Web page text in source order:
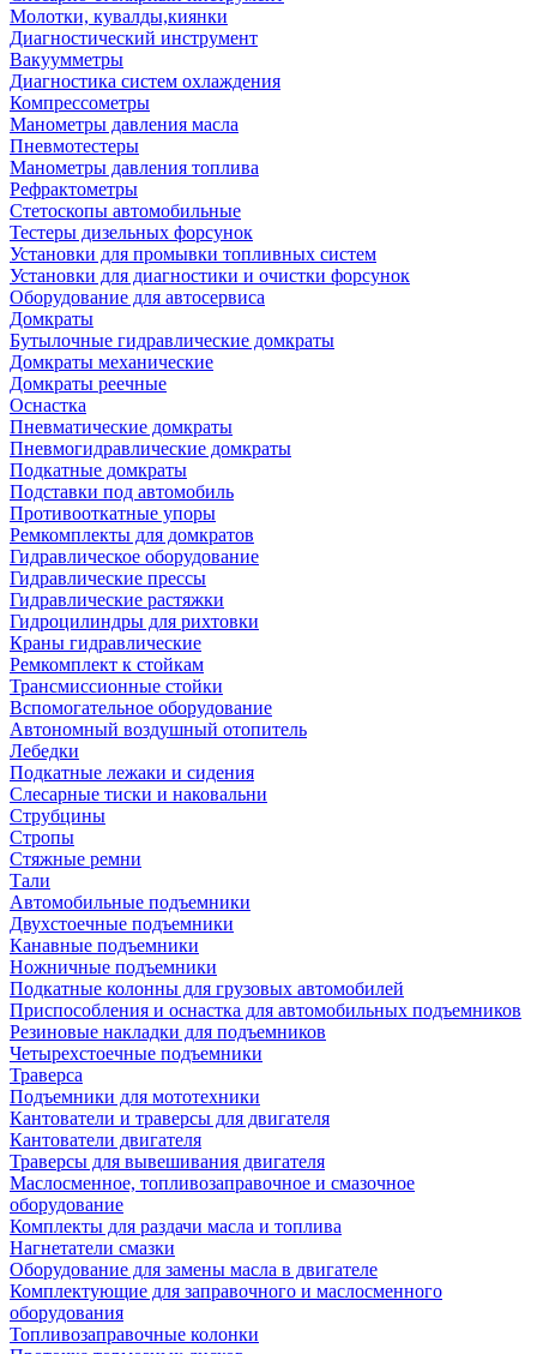
Молотки, кувалды,киянки
Диагностический инструмент
Вакуумметры
Диагностика систем охлаждения
Компрессометры
Манометры давления масла
Пневмотестеры
Манометры давления топлива
Рефрактометры
Стетоскопы автомобильные
Тестеры дизельных форсунок
Установки для промывки топливных систем
Установки для диагностики и очистки форсунок
Оборудование для автосервиса
Домкраты
Бутылочные гидравлические домкраты
Домкраты механические
Домкраты реечные
Оснастка
Пневматические домкраты
Пневмогидравлические домкраты
Подкатные домкраты
Подставки под автомобиль
Противооткатные упоры
Ремкомплекты для домкратов
Гидравлическое оборудование
Гидравлические прессы
Гидравлические растяжки
Гидроцилиндры для рихтовки
Краны гидравлические
Ремкомплект к стойкам
Трансмиссионные стойки
Вспомогательное оборудование
Автономный воздушный отопитель
Лебедки
Подкатные лежаки и сидения
Слесарные тиски и наковальни
Струбцины
Стропы
Стяжные ремни
Тали
Автомобильные подъемники
Двухстоечные подъемники
Канавные подъемники
Ножничные подъемники
Подкатные колонны для грузовых автомобилей
Приспособления и оснастка для автомобильных подъемников
Резиновые накладки для подъемников
Четырехстоечные подъемники
Траверса
Подъемники для мототехники
Кантователи и траверсы для двигателя
Кантователи двигателя
Траверсы для вывешивания двигателя
Маслосменное, топливозаправочное и смазочное
оборудование
Комплекты для раздачи масла и топлива
Нагнетатели смазки
Оборудование для замены масла в двигателе
Комплектующие для заправочного и маслосменного
оборудования
Топливозаправочные колонки